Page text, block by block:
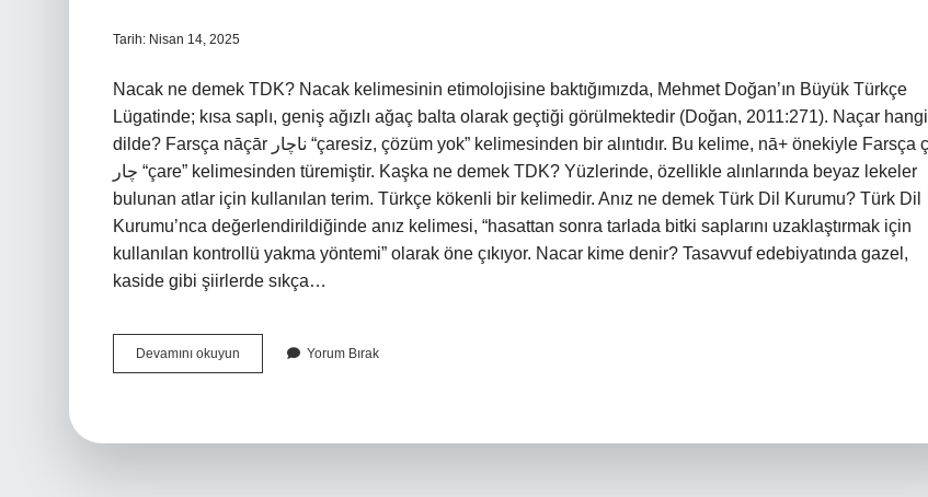
Tarih: Nisan 14, 2025
Nacak ne demek TDK? Nacak kelimesinin etimolojisine baktığımızda, Mehmet Doğan’ın Büyük Türkçe
Lügatinde; kısa saplı, geniş ağızlı ağaç balta olarak geçtiği görülmektedir (Doğan, 2011:271). Naçar hangi
dilde? Farsça nāçār ناچار “çaresiz, çözüm yok” kelimesinden bir alıntıdır. Bu kelime, nā+ önekiyle Farsça çār
چار “çare” kelimesinden türemiştir. Kaşka ne demek TDK? Yüzlerinde, özellikle alınlarında beyaz lekeler
bulunan atlar için kullanılan terim. Türkçe kökenli bir kelimedir. Anız ne demek Türk Dil Kurumu? Türk Dil
Kurumu’nca değerlendirildiğinde anız kelimesi, “hasattan sonra tarlada bitki saplarını uzaklaştırmak için
kullanılan kontrollü yakma yöntemi” olarak öne çıkıyor. Nacar kime denir? Tasavvuf edebiyatında gazel,
kaside gibi şiirlerde sıkça…
Devamını okuyun
Hangi
Yorum Bırak